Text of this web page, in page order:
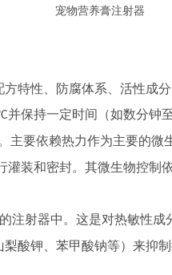
宠物营养膏注射器
特性、防腐体系、活性成
C并保持一定时间（如数分钟
主要依赖热力作为主要的微
灌装和密封。其微生物控制
注射器中。这是对热敏性成
酸钾、苯甲酸钠等）来抑